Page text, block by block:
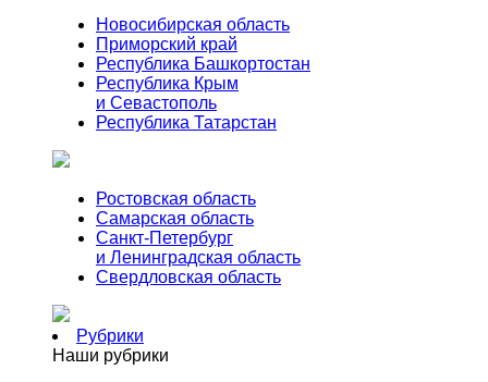
Новосибирская область
Приморский край
Республика Башкортостан
Республика Крым
и Севастополь
Республика Татарстан
Ростовская область
Самарская область
Санкт-Петербург
и Ленинградская область
Свердловская область
Рубрики
Наши рубрики